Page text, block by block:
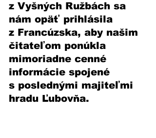
z Vyšných Ružbách sa
nám opäť prihlásila
z Francúzska, aby našim
čitateľom ponúkla
mimoriadne cenné
informácie spojené
s poslednými majiteľmi
hradu Ľubovňa.